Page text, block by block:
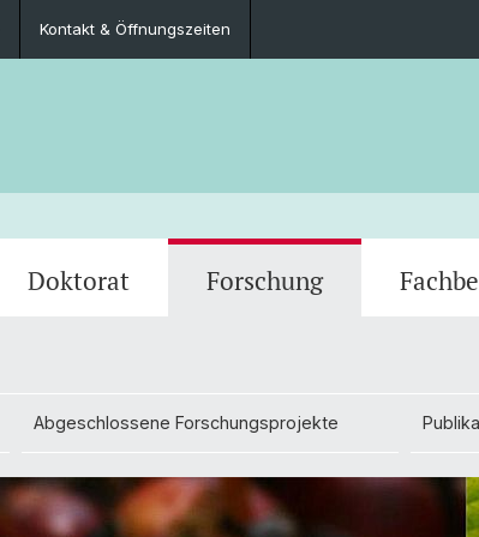
Kontakt & Öffnungszeiten
Doktorat Forschung
Abgeschlossene Forschungsprojekte